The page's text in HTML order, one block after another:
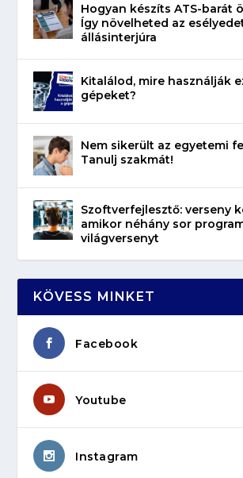
Hogyan készíts ATS-barát
Így növelheted az
állásinterjúra
Kitalálod, mire használják
gépeket?
Nem sikerült az egyetemi
Tanulj szakmát!
Szoftverfejlesztő: verseny
amikor néhány sor
világversenyt
KÖVESS MINKET
Facebook
Youtube
Instagram